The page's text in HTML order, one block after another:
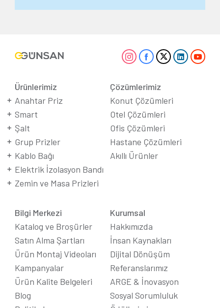
Ürünlerimiz
Anahtar Priz
Smart
Şalt
Grup Prizler
Kablo Bağı
Elektrik İzolasyon Bandı
Zemin ve Masa Prizleri
Çözümlerimiz
Konut Çözümleri
Otel Çözümleri
Ofis Çözümleri
Hastane Çözümleri
Akıllı Ürünler
Bilgi Merkezi
Katalog ve Broşürler
Satın Alma Şartları
Ürün Montaj Videoları
Kampanyalar
Ürün Kalite Belgeleri
Blog
Kurumsal
Hakkımızda
İnsan Kaynakları
Dijital Dönüşüm
Referanslarımız
ARGE & İnovasyon
Sosyal Sorumluluk